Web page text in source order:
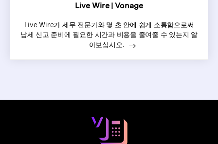
Live Wire | Vonage
Live Wire가 세무 전문가와 몇 초 안에 쉽게 소통함으로써
납세 신고 준비에 필요한 시간과 비용을 줄여줄 수 있는지 알
아보십시오.